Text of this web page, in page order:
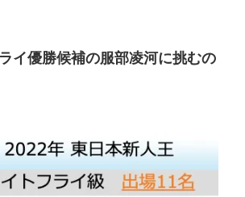
イ優勝候補の服部凌河に挑むの